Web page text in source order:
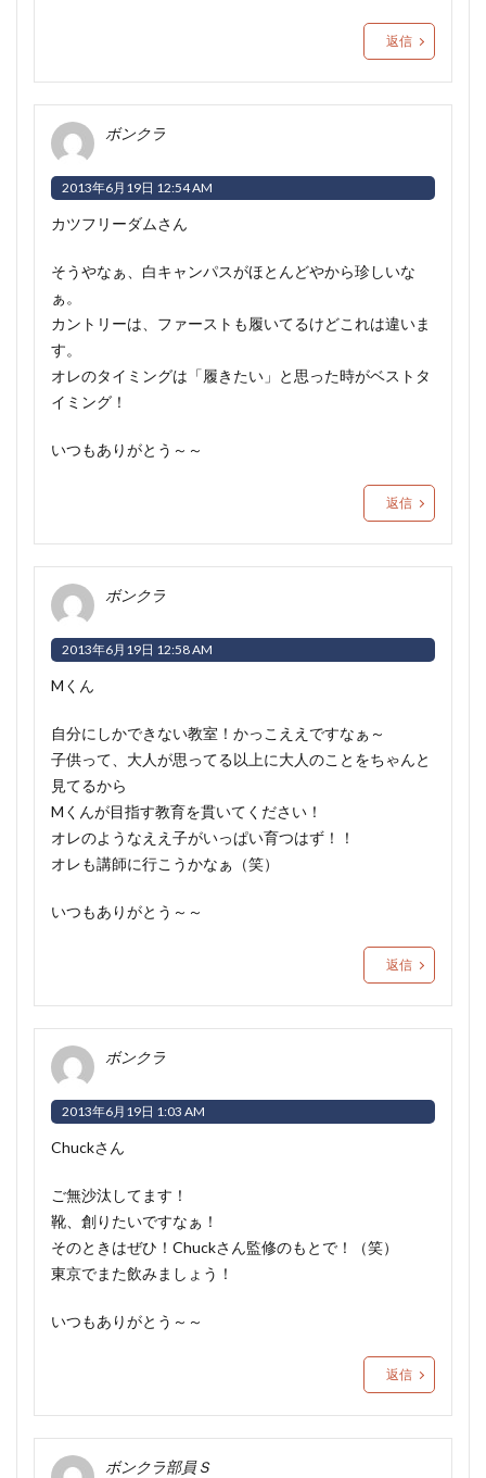
返信
ボンクラ
2013年6月19日 12:54 AM
カツフリーダムさん
そうやなぁ、白キャンパスがほとんどやから珍しいな
ぁ。
カントリーは、ファーストも履いてるけどこれは違いま
す。
オレのタイミングは「履きたい」と思った時がベストタ
イミング！
いつもありがとう～～
返信
ボンクラ
2013年6月19日 12:58 AM
Mくん
自分にしかできない教室！かっこええですなぁ～
子供って、大人が思ってる以上に大人のことをちゃんと
見てるから
Mくんが目指す教育を貫いてください！
オレのようなええ子がいっぱい育つはず！！
オレも講師に行こうかなぁ（笑）
いつもありがとう～～
返信
ボンクラ
2013年6月19日 1:03 AM
Chuckさん
ご無沙汰してます！
靴、創りたいですなぁ！
そのときはぜひ！Chuckさん監修のもとで！（笑）
東京でまた飲みましょう！
いつもありがとう～～
返信
ボンクラ部員Ｓ